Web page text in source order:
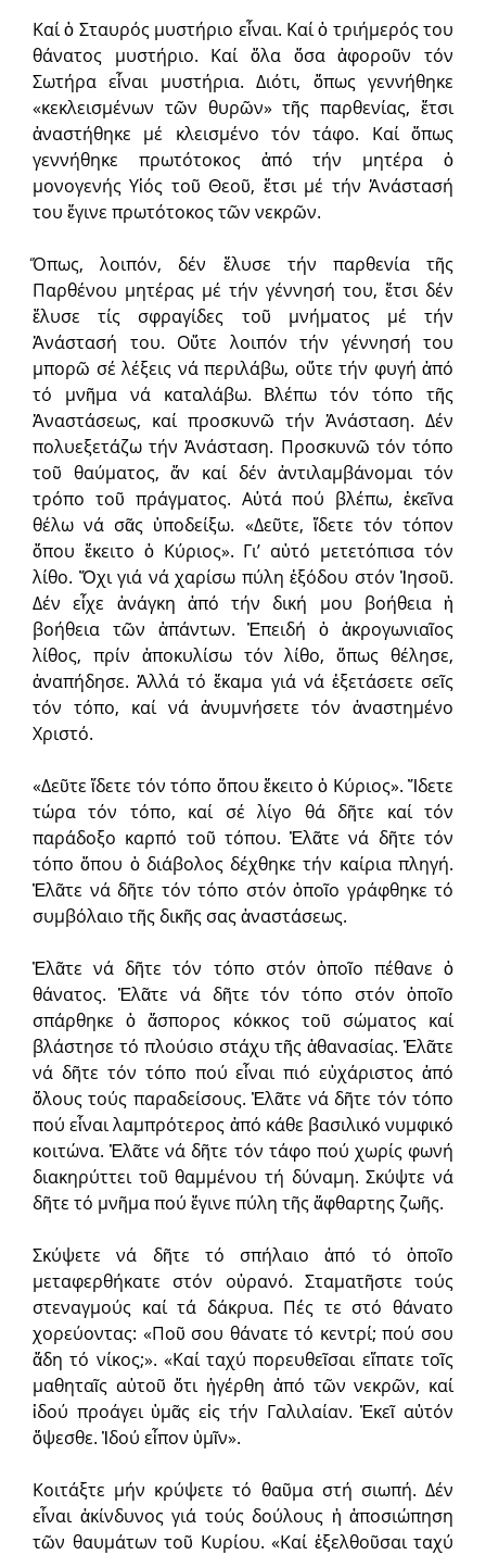
Καί ὁ Σταυρός μυστήριο εἶναι. Καί ὁ τριήμερός του
θάνατος μυστήριο. Καί ὅλα ὅσα ἀφοροῦν τόν
Σωτήρα εἶναι μυστήρια. Διότι, ὅπως γεννήθηκε
«κεκλεισμένων τῶν θυρῶν» τῆς παρθενίας, ἔτσι
ἀναστήθηκε μέ κλεισμένο τόν τάφο. Καί ὅπως
γεννήθηκε πρωτότοκος ἀπό τήν μητέρα ὁ
μονογενής Υἱός τοῦ Θεοῦ, ἔτσι μέ τήν Ἀνάστασή
του ἔγινε πρωτότοκος τῶν νεκρῶν.
Ὅπως, λοιπόν, δέν ἔλυσε τήν παρθενία τῆς
Παρθένου μητέρας μέ τήν γέννησή του, ἔτσι δέν
ἔλυσε τίς σφραγίδες τοῦ μνήματος μέ τήν
Ἀνάστασή του. Οὔτε λοιπόν τήν γέννησή του
μπορῶ σέ λέξεις νά περιλάβω, οὔτε τήν φυγή ἀπό
τό μνῆμα νά καταλάβω. Βλέπω τόν τόπο τῆς
Ἀναστάσεως, καί προσκυνῶ τήν Ἀνάσταση. Δέν
πολυεξετάζω τήν Ἀνάσταση. Προσκυνῶ τόν τόπο
τοῦ θαύματος, ἄν καί δέν ἀντιλαμβάνομαι τόν
τρόπο τοῦ πράγματος. Αὐτά πού βλέπω, ἐκεῖνα
θέλω νά σᾶς ὑποδείξω. «Δεῦτε, ἴδετε τόν τόπον
ὅπου ἔκειτο ὁ Κύριος». Γι’ αὐτό μετετόπισα τόν
λίθο. Ὄχι γιά νά χαρίσω πύλη ἐξόδου στόν Ἰησοῦ.
Δέν εἶχε ἀνάγκη ἀπό τήν δική μου βοήθεια ἡ
βοήθεια τῶν ἁπάντων. Ἐπειδή ὁ ἀκρογωνιαῖος
λίθος, πρίν ἀποκυλίσω τόν λίθο, ὅπως θέλησε,
ἀναπήδησε. Ἀλλά τό ἔκαμα γιά νά ἐξετάσετε σεῖς
τόν τόπο, καί νά ἀνυμνήσετε τόν ἀναστημένο
Χριστό.
«Δεῦτε ἴδετε τόν τόπο ὅπου ἔκειτο ὁ Κύριος». Ἴδετε
τώρα τόν τόπο, καί σέ λίγο θά δῆτε καί τόν
παράδοξο καρπό τοῦ τόπου. Ἐλᾶτε νά δῆτε τόν
τόπο ὅπου ὁ διάβολος δέχθηκε τήν καίρια πληγή.
Ἐλᾶτε νά δῆτε τόν τόπο στόν ὁποῖο γράφθηκε τό
συμβόλαιο τῆς δικῆς σας ἀναστάσεως.
Ἐλᾶτε νά δῆτε τόν τόπο στόν ὁποῖο πέθανε ὁ
θάνατος. Ἐλᾶτε νά δῆτε τόν τόπο στόν ὁποῖο
σπάρθηκε ὁ ἄσπορος κόκκος τοῦ σώματος καί
βλάστησε τό πλούσιο στάχυ τῆς ἀθανασίας. Ἐλᾶτε
νά δῆτε τόν τόπο πού εἶναι πιό εὐχάριστος ἀπό
ὅλους τούς παραδείσους. Ἐλᾶτε νά δῆτε τόν τόπο
πού εἶναι λαμπρότερος ἀπό κάθε βασιλικό νυμφικό
κοιτώνα. Ἐλᾶτε νά δῆτε τόν τάφο πού χωρίς φωνή
διακηρύττει τοῦ θαμμένου τή δύναμη. Σκύψτε νά
δῆτε τό μνῆμα πού ἔγινε πύλη τῆς ἄφθαρτης ζωῆς.
Σκύψετε νά δῆτε τό σπήλαιο ἀπό τό ὁποῖο
μεταφερθήκατε στόν οὐρανό. Σταματῆστε τούς
στεναγμούς καί τά δάκρυα. Πές τε στό θάνατο
χορεύοντας: «Ποῦ σου θάνατε τό κεντρί; πού σου
ἅδη τό νίκος;». «Καί ταχύ πορευθεῖσαι εἴπατε τοῖς
μαθηταῖς αὐτοῦ ὅτι ἠγέρθη ἀπό τῶν νεκρῶν, καί
ἰδού προάγει ὑμᾶς εἰς τήν Γαλιλαίαν. Ἐκεῖ αὐτόν
ὄψεσθε. Ἰδού εἶπον ὑμῖν».
Κοιτάξτε μήν κρύψετε τό θαῦμα στή σιωπή. Δέν
εἶναι ἀκίνδυνος γιά τούς δούλους ἡ ἀποσιώπηση
τῶν θαυμάτων τοῦ Κυρίου. «Καί ἐξελθοῦσαι ταχύ